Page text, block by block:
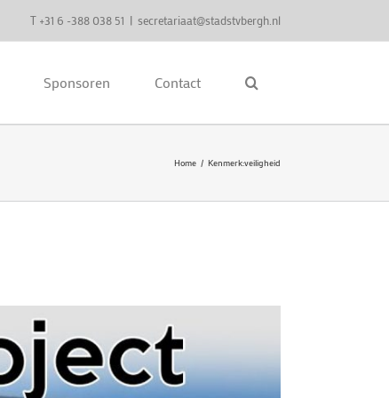
T +31 6 -388 038 51 | secretariaat@stadstvbergh.nl
Sponsoren Contact
Home Kenmerk:veiligheid